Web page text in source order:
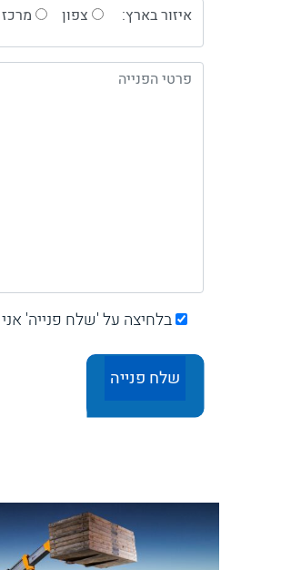
איזור בארץ: צפון מרכז
בלחיצה על 'שלח פנייה'